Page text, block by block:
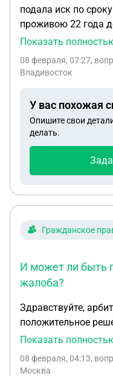
подала иск по
проживою 22 года
внучкой дедушки и
доказательства
этого тдома
получила на руки
подала
вам вопрос есть
по времени
Показать
08 февраля, 07:27,
Владивосток
У вас похожая
Опишите свои
делать.
Гражданское
И может ли быть
жалоба?
Здравствуйте,
положительное
декабря 2025. Но до
решение
Показать
08 февраля, 04:13,
Москва